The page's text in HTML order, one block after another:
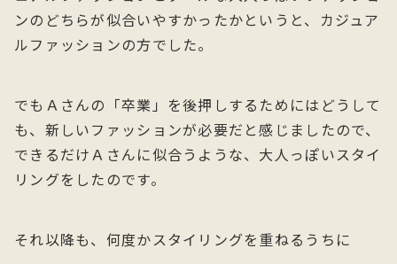
ンのどちらが似合いやすかったかというと、カジュア
ルファッションの方でした。
でもＡさんの「卒業」を後押しするためにはどうして
も、新しいファッションが必要だと感じましたので、
できるだけＡさんに似合うような、大人っぽいスタイ
リングをしたのです。
それ以降も、何度かスタイリングを重ねるうちに